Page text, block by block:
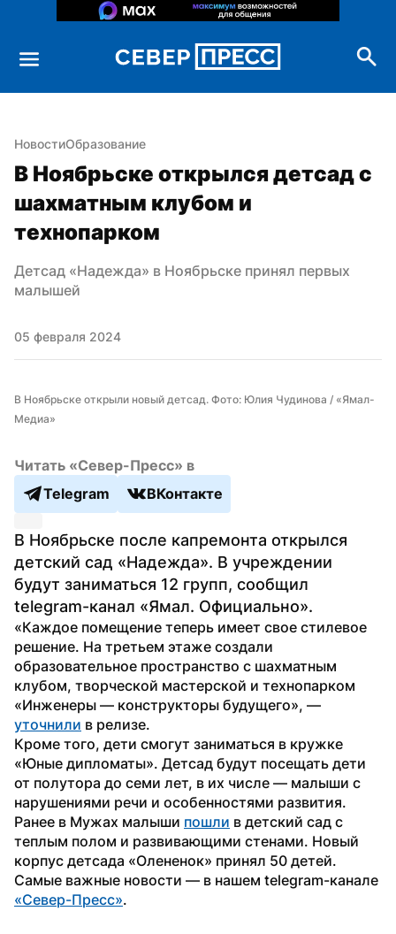
НовостиОбразование
В Ноябрьске открылся детсад с
шахматным клубом и
технопарком
Детсад «Надежда» в Ноябрьске принял первых
малышей
05 февраля 2024
В Ноябрьске открыли новый детсад. Фото: Юлия Чудинова / «Ямал-
Медиа»
Читать «Север-Пресс» в
Telegram
ВКонтакте
В Ноябрьске после капремонта открылся
детский сад «Надежда». В учреждении
будут заниматься 12 групп, сообщил
telegram-канал «Ямал. Официально».
«Каждое помещение теперь имеет свое стилевое
решение. На третьем этаже создали
образовательное пространство с шахматным
клубом, творческой мастерской и технопарком
уточнили в релизе.
Кроме того, дети смогут заниматься в кружке
«Юные дипломаты». Детсад будут посещать дети
от полутора до семи лет, в их числе — малыши с
нарушениями речи и особенностями развития.
Ранее в Мужах малыши пошли в детский сад с
теплым полом и развивающими стенами. Новый
корпус детсада «Олененок» принял 50 детей.
«Север-Пресс».